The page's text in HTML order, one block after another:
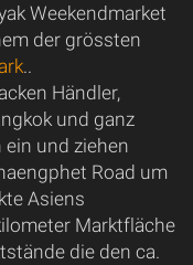
Weekendmarket
der grössten
..
Händler,
und ganz
und ziehen
Road um
Asiens
Marktfläche
die den ca.